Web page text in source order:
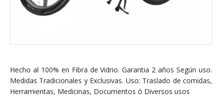
Hecho al 100% en Fibra de Vidrio. Garantia 2 años Según uso.
Medidas Tradicionales y Exclusivas. Uso: Traslado de comidas,
Herramientas, Medicinas, Documentos ó Diversos usos